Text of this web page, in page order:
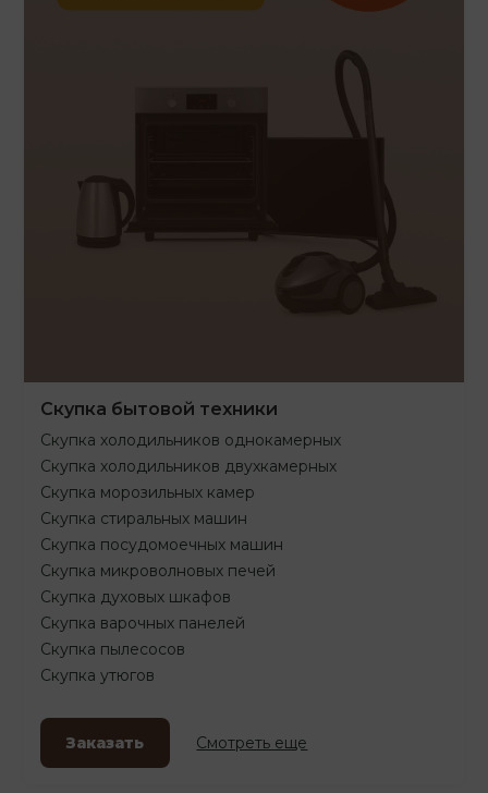
Скупка бытовой техники
Скупка холодильников однокамерных
Скупка холодильников двухкамерных
Скупка морозильных камер
Скупка стиральных машин
Скупка посудомоечных машин
Скупка микроволновых печей
Скупка духовых шкафов
Скупка варочных панелей
Скупка пылесосов
Скупка утюгов
Заказать Смотреть еще